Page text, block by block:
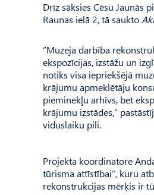
Drīz sāksies Cēsu Jaunās
Raunas ielā 2, tā saukto
”Muzeja darbība
ekspozīcijas, izstāžu un
notiks visa iepriekšējā
krājumu apmeklētāju
pieminekļu arhīvs, bet
krājumu izstādes,”
viduslaiku pili.
Projekta koordinatore
tūrisma attīstībai”, kuru
rekonstrukcijas mērķis ir